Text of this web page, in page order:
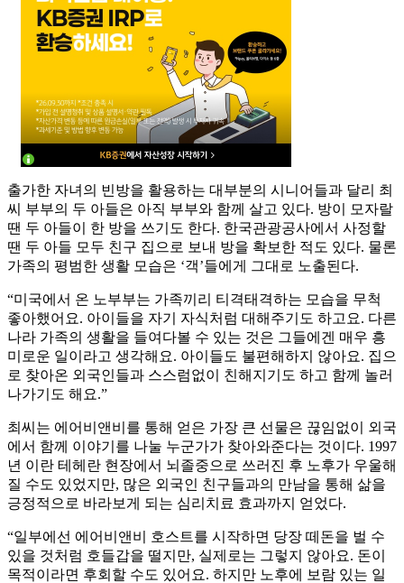
출가한 자녀의 빈방을 활용하는 대부분의 시니어들과 달리 최
씨 부부의 두 아들은 아직 부부와 함께 살고 있다. 방이 모자랄
땐 두 아들이 한 방을 쓰기도 한다. 한국관광공사에서 사정할
땐 두 아들 모두 친구 집으로 보내 방을 확보한 적도 있다. 물론
가족의 평범한 생활 모습은 ‘객’들에게 그대로 노출된다.
“미국에서 온 노부부는 가족끼리 티격태격하는 모습을 무척
좋아했어요. 아이들을 자기 자식처럼 대해주기도 하고요. 다른
나라 가족의 생활을 들여다볼 수 있는 것은 그들에겐 매우 흥
미로운 일이라고 생각해요. 아이들도 불편해하지 않아요. 집으
로 찾아온 외국인들과 스스럼없이 친해지기도 하고 함께 놀러
나가기도 해요.”
최씨는 에어비앤비를 통해 얻은 가장 큰 선물은 끊임없이 외국
에서 함께 이야기를 나눌 누군가가 찾아와준다는 것이다. 1997
년 이란 테헤란 현장에서 뇌졸중으로 쓰러진 후 노후가 우울해
질 수도 있었지만, 많은 외국인 친구들과의 만남을 통해 삶을
긍정적으로 바라보게 되는 심리치료 효과까지 얻었다.
“일부에선 에어비앤비 호스트를 시작하면 당장 떼돈을 벌 수
있을 것처럼 호들갑을 떨지만, 실제로는 그렇지 않아요. 돈이
목적이라면 후회할 수도 있어요. 하지만 노후에 보람 있는 일